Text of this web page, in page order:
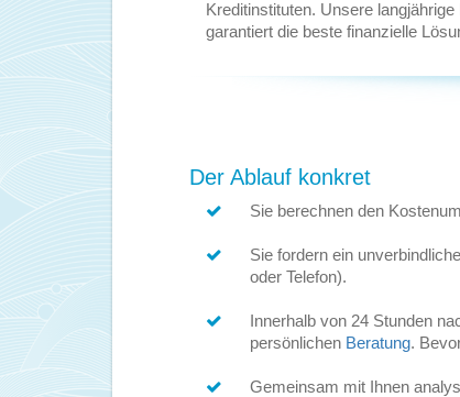
Kreditinstituten. Unsere
garantiert die beste finanzielle
Der Ablauf konkret
Sie berechnen den
Sie fordern ein
oder Telefon).
Innerhalb von 24 Stunden
persönlichen Beratung.
Gemeinsam mit Ihnen